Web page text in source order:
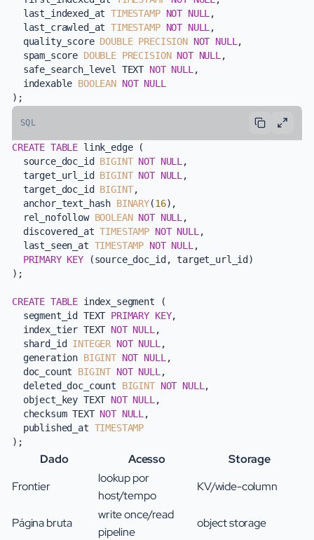
  last_indexed_at
TIMESTAMP NOT NULL ,
  last_crawled_at
TIMESTAMP NOT NULL ,
  quality_score
DOUBLE PRECISION NOT NULL ,
  spam_score
DOUBLE PRECISION NOT NULL ,
  safe_search_level TEXT
NOT NULL ,
  indexable
BOOLEAN NOT NULL
SQL
CREATE TABLE link_edge (
  source_doc_id
BIGINT NOT NULL ,
  target_url_id
BIGINT NOT NULL ,
  target_doc_id
BIGINT,
  anchor_text_hash
BINARY(16),
  rel_nofollow
BOOLEAN NOT NULL ,
  discovered_at
TIMESTAMP NOT NULL ,
  last_seen_at
TIMESTAMP NOT NULL ,
PRIMARY KEY (source_doc_id, target_url_id)
);
CREATE TABLE index_segment (
  segment_id TEXT
PRIMARY KEY,
  index_tier TEXT
NOT NULL ,
  shard_id
INTEGER NOT NULL ,
  generation
BIGINT NOT NULL ,
  doc_count
BIGINT NOT NULL ,
  deleted_doc_count
BIGINT NOT NULL ,
  object_key TEXT
NOT NULL ,
  checksum TEXT
NOT NULL ,
  published_at
TIMESTAMP
Dado Acesso
Storage
Frontier
lookup por
host/tempo
KV/wide-column
Página bruta
write once/read
pipeline
object storage